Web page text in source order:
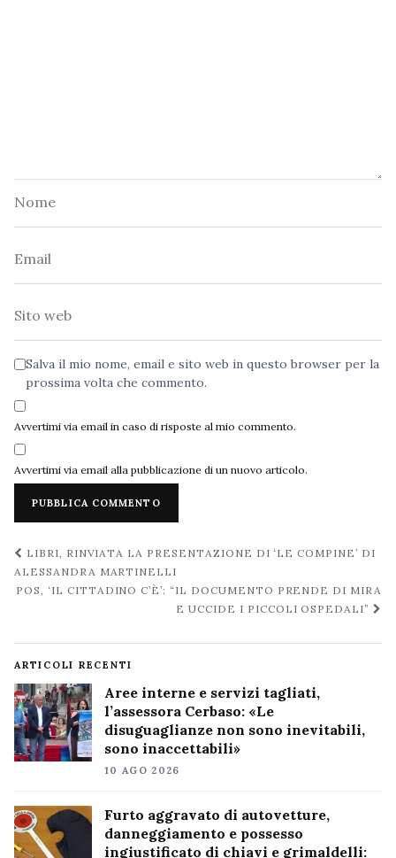
Salva il mio nome, email e sito web in questo browser per la
prossima volta che commento.
Avvertimi via email in caso di risposte al mio commento.
Avvertimi via email alla pubblicazione di un nuovo articolo.
Navigazione
post
LIBRI, RINVIATA LA PRESENTAZIONE DI ‘LE COMPINE’ DI
ALESSANDRA MARTINELLI
POS, ‘IL CITTADINO C’È’: “IL DOCUMENTO PRENDE DI MIRA
E UCCIDE I PICCOLI OSPEDALI”
ARTICOLI RECENTI
Aree interne e servizi tagliati,
l’assessora Cerbaso: «Le
disuguaglianze non sono inevitabili,
sono inaccettabili»
10 AGO 2026
Furto aggravato di autovetture,
danneggiamento e possesso
ingiustificato di chiavi e grimaldelli: